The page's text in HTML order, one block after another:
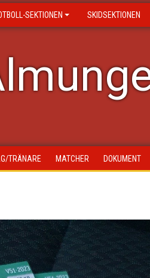
SEKTIONEN SKIDSEKTIONEN
TRÄNARE MATCHER DOKUMENT